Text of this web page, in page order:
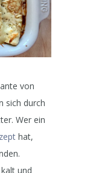
von
sich durch
Wer ein
hat,
und